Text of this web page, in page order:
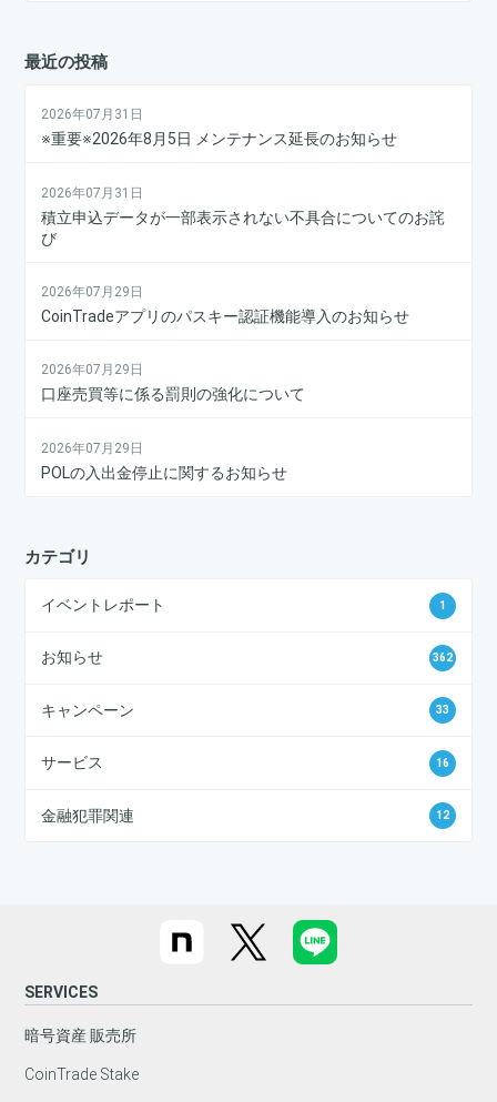
最近の投稿
2026年07月31日
※重要※2026年8月5日 メンテナンス延長のお知らせ
2026年07月31日
積立申込データが一部表示されない不具合についてのお詫
び
2026年07月29日
CoinTradeアプリのパスキー認証機能導入のお知らせ
2026年07月29日
口座売買等に係る罰則の強化について
2026年07月29日
POLの入出金停止に関するお知らせ
カテゴリ
イベントレポート 1
お知らせ 362
キャンペーン 33
サービス 16
金融犯罪関連 12
SERVICES
暗号資産 販売所
CoinTrade Stake